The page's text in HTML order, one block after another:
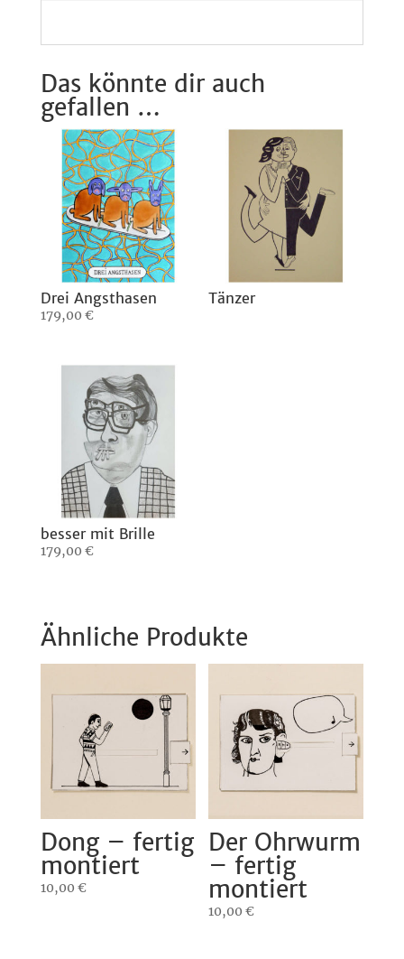
Das könnte dir auch
gefallen …
Drei Angsthasen
179,00 €
Tänzer
besser mit Brille
179,00 €
Ähnliche Produkte
Dong – fertig
montiert
10,00 €
Der Ohrwurm
– fertig
montiert
10,00€